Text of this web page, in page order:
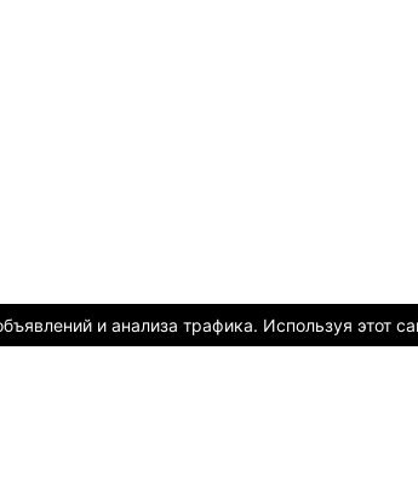
и анализа трафика. Используя этот